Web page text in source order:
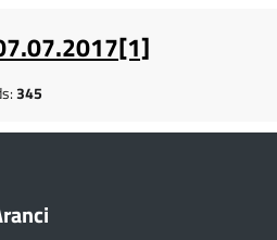
345